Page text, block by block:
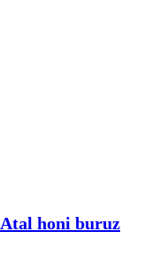
Atal honi buruz